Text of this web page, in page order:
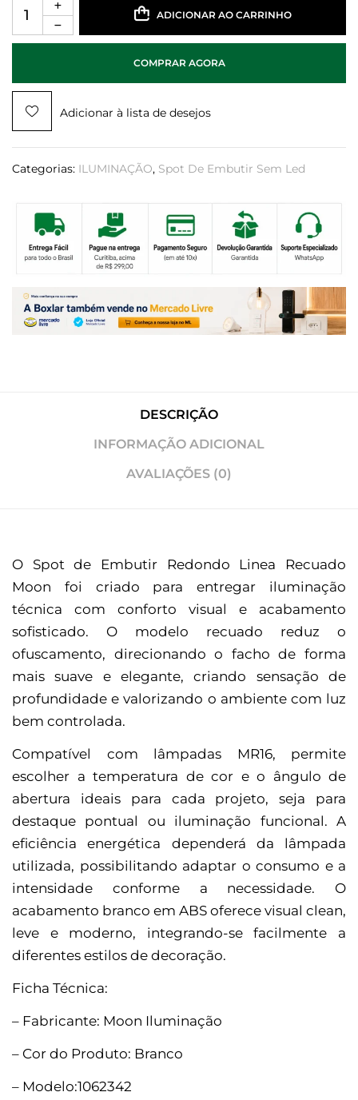
ADICIONAR AO CARRINHO
COMPRAR AGORA
Adicionar à lista de desejos
Categorias: ILUMINAÇÃO, Spot De Embutir Sem Led
DESCRIÇÃO
INFORMAÇÃO ADICIONAL
AVALIAÇÕES (0)
O Spot de Embutir Redondo Linea Recuado
Moon foi criado para entregar iluminação
técnica com conforto visual e acabamento
sofisticado. O modelo recuado reduz o
ofuscamento, direcionando o facho de forma
mais suave e elegante, criando sensação de
profundidade e valorizando o ambiente com luz
bem controlada.
Compatível com lâmpadas MR16, permite
escolher a temperatura de cor e o ângulo de
abertura ideais para cada projeto, seja para
destaque pontual ou iluminação funcional. A
eficiência energética dependerá da lâmpada
utilizada, possibilitando adaptar o consumo e a
intensidade conforme a necessidade. O
acabamento branco em ABS oferece visual clean,
leve e moderno, integrando-se facilmente a
diferentes estilos de decoração.
Ficha Técnica:
– Fabricante: Moon Iluminação
– Cor do Produto: Branco
– Modelo:1062342